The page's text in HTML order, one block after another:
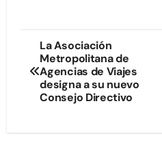
Navegación
de
entradas
La Asociación
Metropolitana de
Agencias de Viajes
designa a su nuevo
Consejo Directivo